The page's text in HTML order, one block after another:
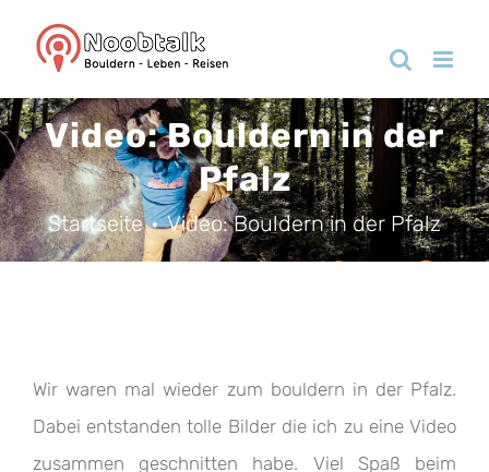
Inhalt
Video: Bouldern in der
Pfalz
Startseite Video: Bouldern in der Pfalz
Wir waren mal wieder zum bouldern in der Pfalz.
Dabei entstanden tolle Bilder die ich zu eine Video
zusammen geschnitten habe. Viel Spaß beim